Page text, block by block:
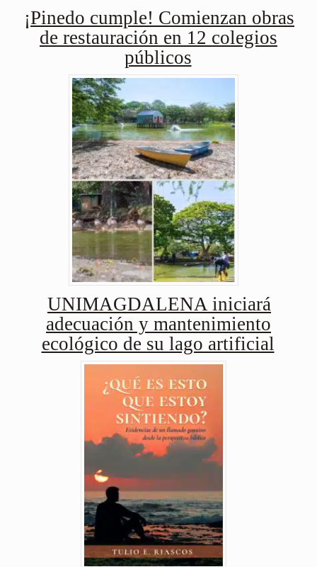
¡Pinedo cumple! Comienzan obras
de restauración en 12 colegios
públicos
UNIMAGDALENA iniciará
adecuación y mantenimiento
ecológico de su lago artificial